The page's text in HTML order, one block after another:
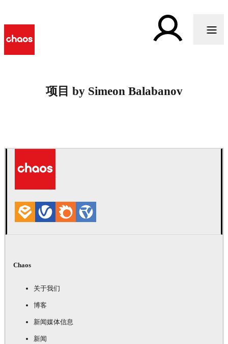
项目 by Simeon Balabanov
Chaos
关于我们
博客
新闻媒体信息
新闻